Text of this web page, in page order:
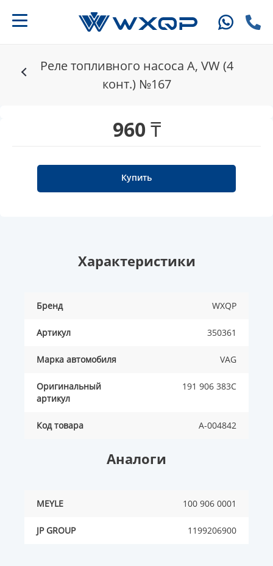
Реле топливного насоса A, VW (4
конт.) №167
960 ₸
Купить
Характеристики
Бренд WXQP
Артикул 350361
Марка автомобиля VAG
Оригинальный
артикул
191 906 383C
Код товара A-004842
Аналоги
MEYLE 100 906 0001
JP GROUP 1199206900